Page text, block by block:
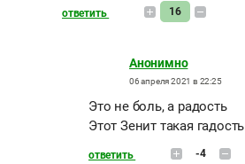
ответить 16
Анонимно
06 апреля 2021 в 22:25
Это не боль, а радость
Этот Зенит такая гадость
ответить -4